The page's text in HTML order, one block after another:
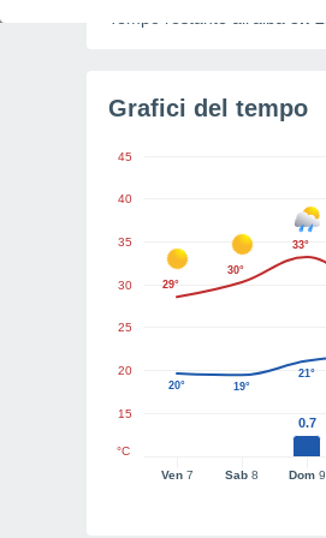
Grafici del tempo
Ven7 Sab 8 Dom9
15
20
25
30
35
40
45
°C
0.7
29°
30°
33°
20° 19°
21°